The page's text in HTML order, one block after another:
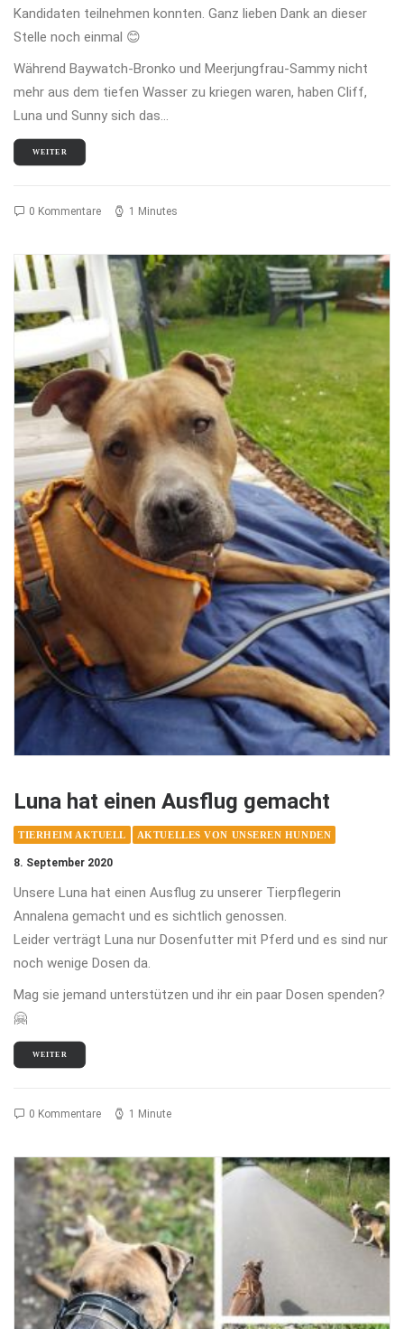
Kandidaten teilnehmen konnten. Ganz lieben Dank an dieser
Stelle noch einmal 😊
Während Baywatch-Bronko und Meerjungfrau-Sammy nicht
mehr aus dem tiefen Wasser zu kriegen waren, haben Cliff,
Luna und Sunny sich das…
WEITER
0 Kommentare 1 Minutes
Luna hat einen Ausflug gemacht
TIERHEIM AKTUELL AKTUELLES VON UNSEREN HUNDEN
8. September 2020
Unsere Luna hat einen Ausflug zu unserer Tierpflegerin
Annalena gemacht und es sichtlich genossen.
Leider verträgt Luna nur Dosenfutter mit Pferd und es sind nur
noch wenige Dosen da.
Mag sie jemand unterstützen und ihr ein paar Dosen spenden?
🤗
WEITER
0 Kommentare 1 Minute